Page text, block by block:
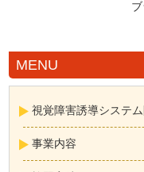
MENU
視覚障害誘導システ
事業内容